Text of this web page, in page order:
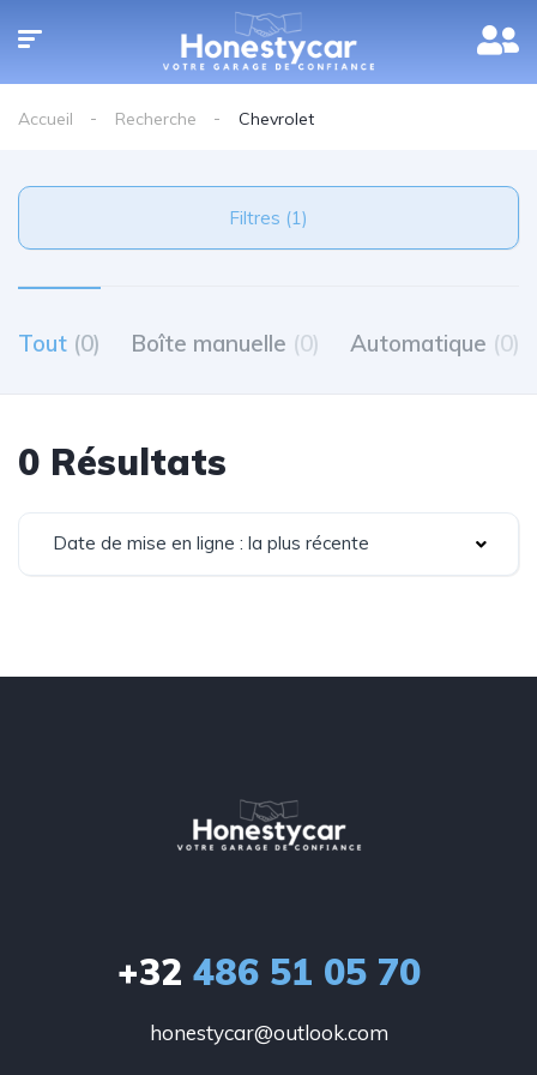
Accueil Recherche Chevrolet
Filtres (1)
Tout (0) Boîte manuelle (0) Automatique (0)
0 Résultats
Date de mise en ligne : la plus récente
+32 486 51 05 70
honestycar@outlook.com